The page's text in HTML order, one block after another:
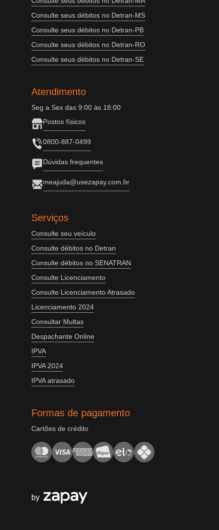
Consulte seus débitos no Detran-MS
Consulte seus débitos no Detran-PB
Consulte seus débitos no Detran-RO
Consulte seus débitos no Detran-SE
Atendimento
Seg a Sex das 9:00 às 18:00
Postos físicos
0800-887-0499
Dúvidas frequentes
meajuda@usezapay.com.br
Serviços
Consulte seu veículo
Consulte débitos no Detran
Consulte débitos no SENATRAN
Consulte Licenciamento
Consulte Licenciamento Atrasado
Licenciamento 2024
Consultar Multas
Despachante Online
IPVA
IPVA 2024
IPVA atrasado
Formas de pagamento
Cartões de crédito
by